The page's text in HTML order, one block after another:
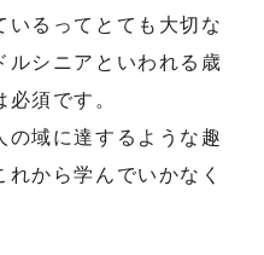
るってとても大切な
ルシニアといわれる歳
須です。
域に達するような趣
から学んでいかなく